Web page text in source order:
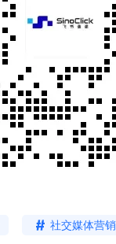
社交媒体营销